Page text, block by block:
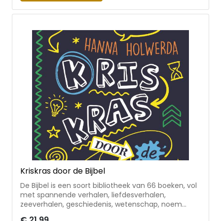
raad mee. Dit dagboek stimuleert kinderen om
vanuit voor hen herkenbare invalshoeken de Bijbel
geschikt om cadeau te geven aan het eind van
groep 8, als op zichzelf staand cadeau of juist
samen met een bijbel.
Kriskras door de Bijbel
De Bijbel is een soort bibliotheek van 66 boeken, vol
met spannende verhalen, liefdesverhalen,
zeeverhalen, geschiedenis, wetenschap, noem